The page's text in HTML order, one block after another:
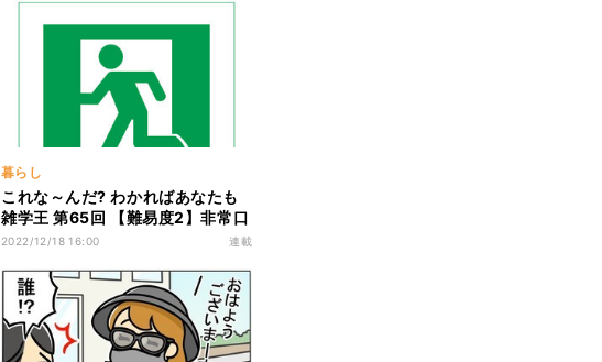
暮らし
これな～んだ? わかればあなたも
雑学王 第65回 【難易度2】非常口
の標識に描かれている"緑の人"の
2022/12/18 16:00 連載